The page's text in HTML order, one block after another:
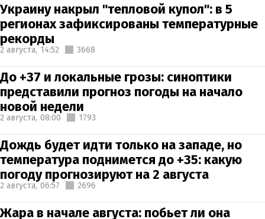
Украину накрыл "тепловой купол": в 5
регионах зафиксированы температурные
рекорды
2 августа, 14:52 3668
До +37 и локальные грозы: синоптики
представили прогноз погоды на начало
новой недели
2 августа, 08:00 1793
Дождь будет идти только на западе, но
температура поднимется до +35: какую
погоду прогнозируют на 2 августа
2 августа, 06:57 2696
Жара в начале августа: побьет ли она